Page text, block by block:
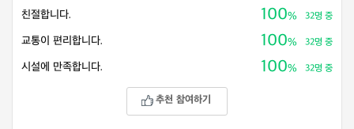
친절합니다.
100% 32명 중
교통이 편리합니다. 100% 32명 중
시설에 만족합니다. 100% 32명 중
추천 참여하기